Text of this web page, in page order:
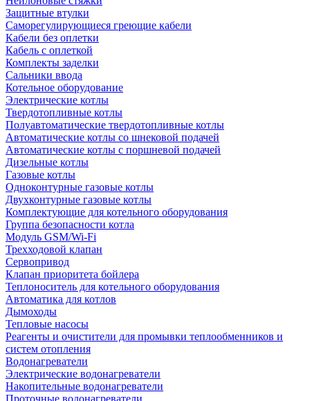
Защитные втулки
Саморегулирующиеся греющие кабели
Кабели без оплетки
Кабель с оплеткой
Комплекты заделки
Сальники ввода
Котельное оборудование
Электрические котлы
Твердотопливные котлы
Полуавтоматические твердотопливные котлы
Автоматические котлы со шнековой подачей
Автоматические котлы с поршневой подачей
Дизельные котлы
Газовые котлы
Одноконтурные газовые котлы
Двухконтурные газовые котлы
Комплектующие для котельного оборудования
Группа безопасности котла
Модуль GSM/Wi-Fi
Трехходовой клапан
Сервопривод
Клапан приоритета бойлера
Теплоноситель для котельного оборудования
Автоматика для котлов
Дымоходы
Тепловые насосы
Реагенты и очистители для промывки теплообменников и
систем отопления
Водонагреватели
Электрические водонагреватели
Накопительные водонагреватели
Проточные водонагреватели